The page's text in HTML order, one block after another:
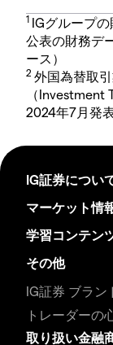
1 IGグループ
公表の財務デ
ース）
2 外国為替取
（Investment
2024年7月発表
IG証券につい
マーケット情
学習コンテン
その他
IG証券 ブラン
トレーダーの
取り扱い金融